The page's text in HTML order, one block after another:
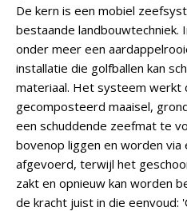
De kern is een mobiel
bestaande landbouwtechniek.
onder meer een
installatie die golfballen kan
materiaal. Het systeem werkt
gecomposteerd maaisel,
een schuddende zeefmat te
bovenop liggen en worden
afgevoerd, terwijl het
zakt en opnieuw kan worden
de kracht juist in die eenvoud: